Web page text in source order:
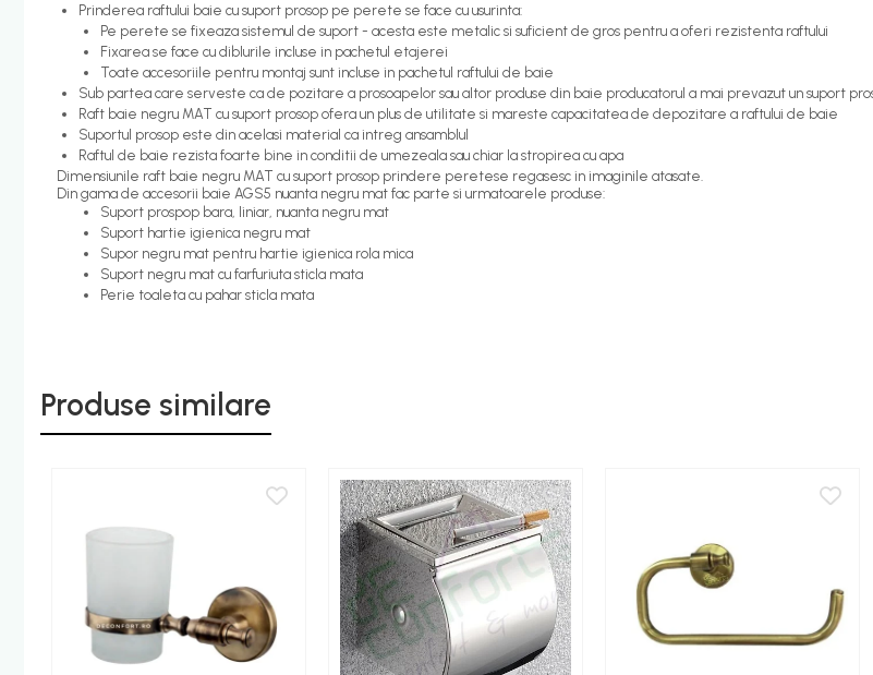
Instalatii sanitare - termice
Filtre apa
Racorduri alimentare
Robinet coltar
Organizare baie
Accesorii baie cromate
Bara sprijin - dizabilitati
Etajere - Rafturi baie
Perii toaleta
Scurgere lavoar
Gradina Terasa Camping
Accesorii camping gaz
Iluminat gradina camping
Prinderea raftului baie cu suport prosop pe perete se face cu usurinta:
Pe perete se fixeaza sistemul de suport - acesta este metalic si suficient de gros pentru a oferi rezistenta raftului
Fixarea se face cu diblurile incluse in pachetul etajerei
Toate accesoriile pentru montaj sunt incluse in pachetul raftului de baie
Sub partea care serveste ca de pozitare a prosoapelor sau altor produse din baie producatorul a mai prevazut un suport
Raft baie negru MAT cu suport prosop ofera un plus de utilitate si mareste capacitatea de depozitare a raftului de baie
Suportul prosop este din acelasi material ca intreg ansamblul
Raftul de baie rezista foarte bine in conditii de umezeala sau chiar la stropirea cu apa
Dimensiunile raft baie negru MAT cu suport prosop prindere peretese regasesc in imaginile atasate.
Din gama de accesorii baie AGS5 nuanta negru mat fac parte si urmatoarele produse:
Suport prospop bara, liniar, nuanta negru mat
Suport hartie igienica negru mat
Supor negru mat pentru hartie igienica rola mica
Suport negru mat cu farfuriuta sticla mata
Perie toaleta cu pahar sticla mata
Produse similare